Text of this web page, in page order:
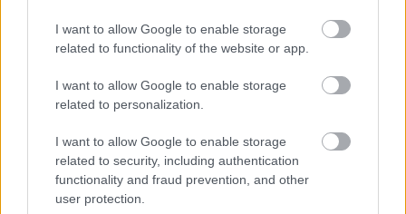
I want to allow Google to enable storage
related to functionality of the website or app.
I want to allow Google to enable storage
related to personalization.
I want to allow Google to enable storage
related to security, including authentication
functionality and fraud prevention, and other
user protection.
Meccs Center
Manchester United
Felkészülési szezon 4. mérkőzés
Nya Ullevi, Göteborg